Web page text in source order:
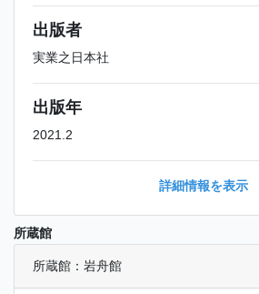
出版者
実業之日本社
出版年
2021.2
詳細情報を表示
所蔵館
所蔵館：岩舟館